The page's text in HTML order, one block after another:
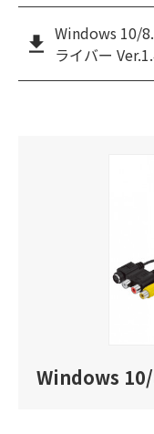
Windows 10/
ライバー
Windows 10/